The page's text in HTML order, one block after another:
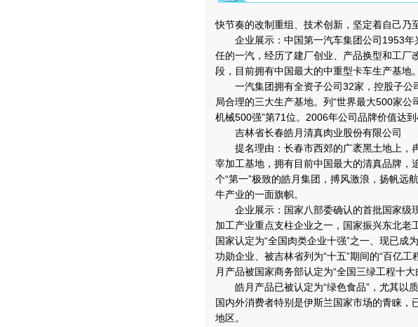
快节奏的改制重组、技术创新，坚定着自己乃
企业展示：中国第一汽车集团公司1953年
任的一汽，经历了建厂创业、产品换型和工厂
段，目前拥有中国最大的中重型卡车生产基地。
一汽集团拥有全资子公司32家，控股子公
局合理的三大生产基地。列“世界最大500家公
机械500强”第71位。2006年公司品牌价值达到
吉林省长春皓月清真肉业股份有限公司
提名理由：长春市西郊的广袤黑土地上，
宰加工基地，拥有目前中国最大的清真品牌，
个“第一”极致的皓月集团，搏风激浪，扬帆远
牛产业的一面旗帜。
企业展示：国家八部委确认的首批国家级
加工产业重点支柱企业之一，国家振兴东北
国家认定为“全国肉类企业十强”之一、现已成
功勋企业、被吉林省列为“十五”期间的“百亿
月产品被国家商务部认定为“全国三绿工程十
皓月产品已被认定为“绿色食品”，尤其以
国内外消费者特别是伊斯兰国家市场的青睐
地区。